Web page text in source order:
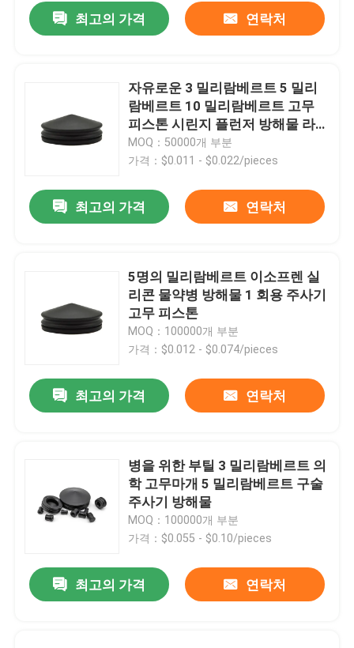
홈
공장 투어
품질 관리
견적 요청
의학 고무마개
최고의 가격 연락처
자유로운 3 밀리람베르트 5 밀리
람베르트 10 밀리람베르트 고무
피스톤 시린지 플런저 방해물 라텍
스
MOQ：50000개 부분
가격：$0.011 - $0.022/pieces
최고의 가격 연락처
5명의 밀리람베르트 이소프렌 실
리콘 물약병 방해물 1 회용 주사기
고무 피스톤
MOQ：100000개 부분
가격：$0.012 - $0.074/pieces
최고의 가격 연락처
병을 위한 부틸 3 밀리람베르트 의
학 고무마개 5 밀리람베르트 구술
주사기 방해물
MOQ：100000개 부분
가격：$0.055 - $0.10/pieces
최고의 가격 연락처